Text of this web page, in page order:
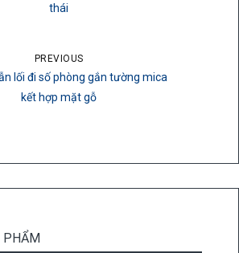
thái
PREVIOUS
lối đi số phòng gắn tường mica
kết hợp mặt gỗ
PHẨM